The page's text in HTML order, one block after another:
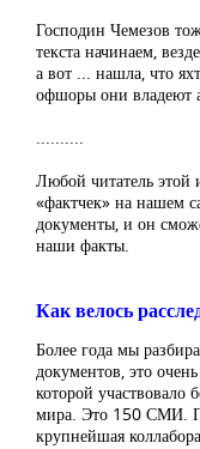
Господин Чемезов
текста начинаем,
а вот ... нашла, что
офшоры они владеют
..........
Любой читатель этой
«фактчек» на нашем
документы, и он
наши факты.
Как велось
Более года мы
документов, это
которой участвовало
мира. Это 150 СМИ.
крупнейшая